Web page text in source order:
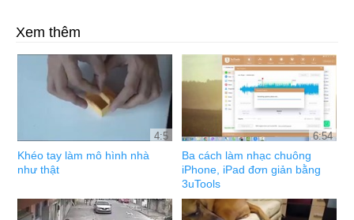
Xem thêm
4:5
Khéo tay làm mô hình nhà
như thật
6:54
Ba cách làm nhạc chuông
iPhone, iPad đơn giản bằng
3uTools